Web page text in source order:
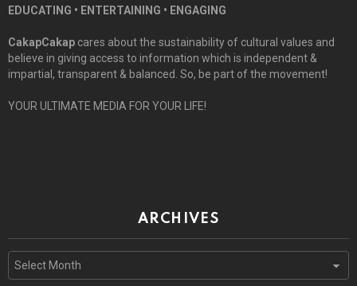
EDUCATING • ENTERTAINING • ENGAGING
CakapCakap cares about the sustainability of cultural values and
believe in giving access to information which is independent &
impartial, transparent & balanced. So, be part of the movement!
YOUR ULTIMATE MEDIA FOR YOUR LIFE!
ARCHIVES